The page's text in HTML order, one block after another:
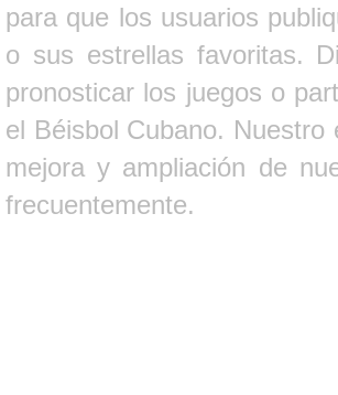
para que los usuarios
o sus estrellas favoritas.
pronosticar los juegos o
el Béisbol Cubano.
mejora y ampliación de
frecuentemente.